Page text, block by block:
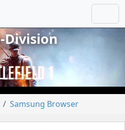
Division
Samsung Browser